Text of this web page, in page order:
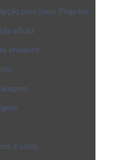
para Seus Projetos
eficaz
eficiente
e Usos